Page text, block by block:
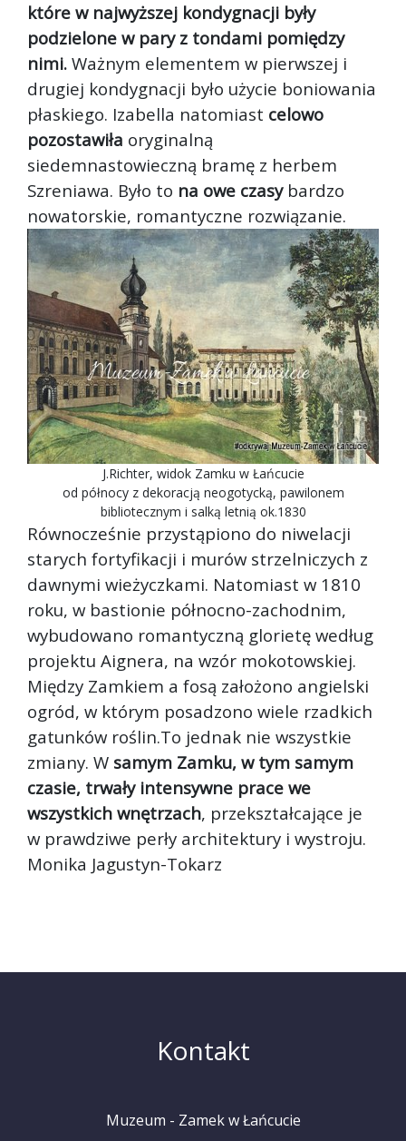
które w najwyższej kondygnacji były
podzielone w pary z tondami pomiędzy
nimi. Ważnym elementem w pierwszej i
drugiej kondygnacji było użycie boniowania
płaskiego. Izabella natomiast celowo
pozostawiła oryginalną
siedemnastowieczną bramę z herbem
Szreniawa. Było to na owe czasybardzo
nowatorskie, romantyczne rozwiązanie.
J.Richter, widok Zamku w Łańcucie
od północy z dekoracją neogotycką, pawilonem
bibliotecznym i salką letnią ok.1830
Równocześnie przystąpiono do niwelacji
starych fortyfikacji i murów strzelniczych z
dawnymi wieżyczkami. Natomiast w 1810
roku, w bastionie północno-zachodnim,
wybudowano romantyczną glorietę według
projektu Aignera, na wzór mokotowskiej.
Między Zamkiem a fosą założono angielski
ogród, w którym posadzono wiele rzadkich
gatunków roślin.To jednak nie wszystkie
zmiany. W samym Zamku, w tym samym
czasie, trwały intensywne prace we
wszystkich wnętrzach, przekształcające je
w prawdziwe perły architektury i wystroju.
Monika Jagustyn-Tokarz
Kontakt
Muzeum - Zamek w Łańcucie